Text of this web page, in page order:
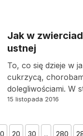
Jak w
ustnej
To, co się dzieje w
cukrzycą,
dolegliwościami. W
15 listopada 2016
20 30 ... 280